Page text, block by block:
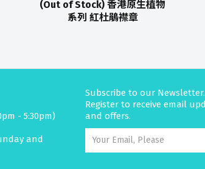
(Out of Stock) 香港原生植物
系列 紅杜鵑襟章
- 5:30pm)
and
Subscribe to our Newsletter.
Register to receive email
and offers.